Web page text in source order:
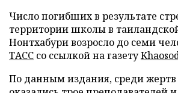
Число погибших в результате
территории школы в
Нонтхабури возросло до семи
ТАСС со ссылкой на газету
По данным издания, среди жертв